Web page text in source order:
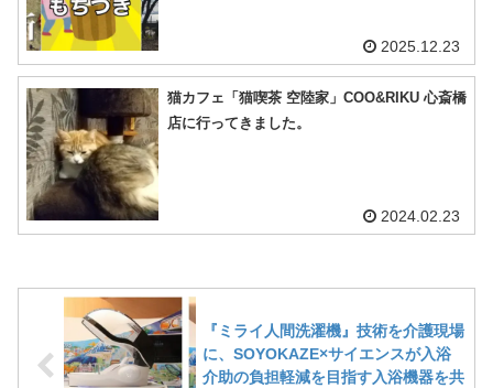
2025.12.23
猫カフェ「猫喫茶 空陸家」COO&RIKU 心斎橋
店に行ってきました。
2024.02.23
『ミライ人間洗濯機』技術を介護現場
に、SOYOKAZE×サイエンスが入浴
介助の負担軽減を目指す入浴機器を共